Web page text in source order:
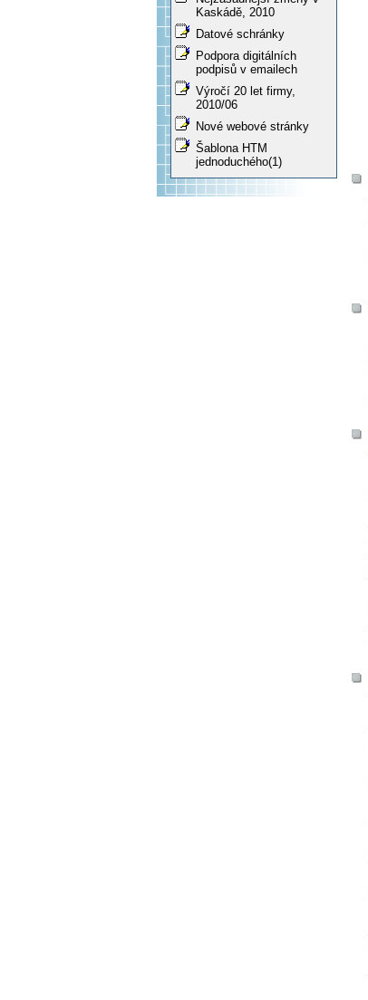
Kaskádě, 2010
Datové schránky
Podpora digitálních
podpisů v emailech
Výročí 20 let firmy,
2010/06
Nové webové stránky
Šablona HTM
jednoduchého(1)